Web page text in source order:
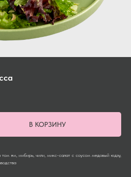
В КОРЗИНУ
том ям, имбирь, чили, микс-салат с соусом медовый юдзу,